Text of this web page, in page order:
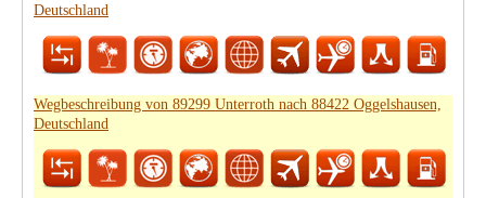
Deutschland
Wegbeschreibung von 89299 Unterroth nach 88422 Oggelshausen,
Deutschland